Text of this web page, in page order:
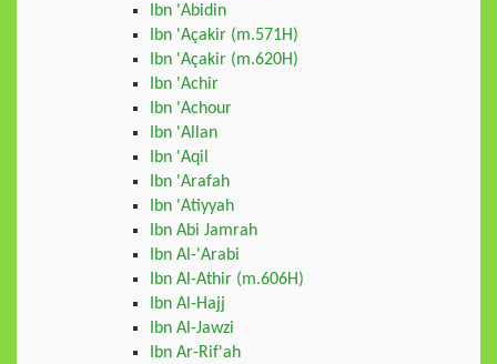
Ibn 'Abidin
Ibn 'Açakir (m.571H)
Ibn 'Açakir (m.620H)
Ibn 'Achir
Ibn 'Achour
Ibn 'Allan
Ibn 'Aqil
Ibn 'Arafah
Ibn 'Atiyyah
Ibn Abi Jamrah
Ibn Al-'Arabi
Ibn Al-Athir (m.606H)
Ibn Al-Hajj
Ibn Al-Jawzi
Ibn Ar-Rif'ah